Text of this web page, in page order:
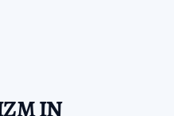
IN